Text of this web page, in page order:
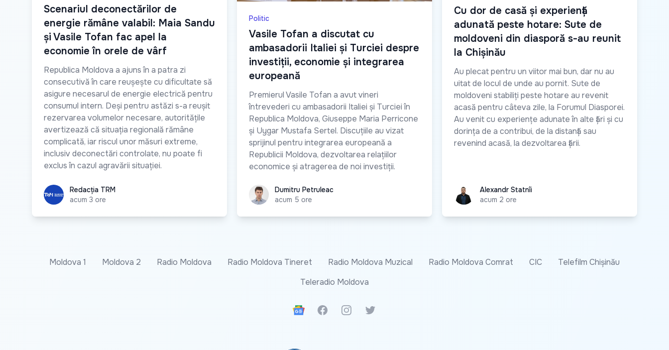
Scenariul deconectărilor de
energie rămâne valabil: Maia Sandu
și Vasile Tofan fac apel la
economie în orele de vârf
Republica Moldova a ajuns în a patra zi
consecutivă în care reușește cu dificultate să
asigure necesarul de energie electrică pentru
consumul intern. Deși pentru astăzi s-a reușit
rezervarea volumelor necesare, autoritățile
avertizează că situația regională rămâne
complicată, iar riscul unor măsuri extreme,
inclusiv deconectări controlate, nu poate fi
exclus în cazul agravării situației.
Redacția TRM
Redacția TRM
acum 3 ore
Politic
Vasile Tofan a discutat cu
ambasadorii Italiei și Turciei despre
investiții, economie și integrarea
europeană
Premierul Vasile Tofan a avut vineri
întrevederi cu ambasadorii Italiei și Turciei în
Republica Moldova, Giuseppe Maria Perricone
și Uygar Mustafa Sertel. Discuțiile au vizat
sprijinul pentru integrarea europeană a
Republicii Moldova, dezvoltarea relațiilor
economice și atragerea de noi investiții.
Dumitru Petruleac
Dumitru Petruleac
acum 5 ore
Cu dor de casă și experiență
adunată peste hotare: Sute de
moldoveni din diasporă s-au reunit
la Chișinău
Au plecat pentru un viitor mai bun, dar nu au
uitat de locul de unde au pornit. Sute de
moldoveni stabiliți peste hotare au revenit
acasă pentru câteva zile, la Forumul Diasporei.
Au venit cu experiențe adunate în alte țări și cu
dorința de a contribui, de la distanță sau
revenind acasă, la dezvoltarea țării.
Alexandr Statnîi
Alexandr Statnîi
acum 2 ore
Moldova 1 Moldova 2 Radio Moldova Radio Moldova Tineret Radio Moldova Muzical Radio Moldova Comrat CIC
Telefilm Chișinău
Teleradio Moldova
Google News
FacebookInstagramTwitter